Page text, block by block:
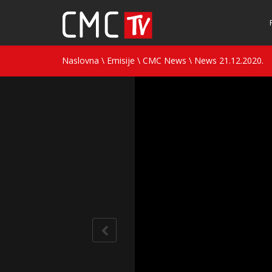
Naslovna \ Emisije \ CMC News \ News 21.12.2020.